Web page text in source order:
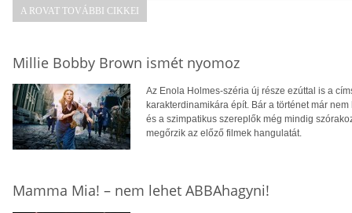
A ROVAT TOVÁBBI CIKKEI
Millie Bobby Brown ismét nyomoz
Az Enola Holmes-széria új része ezúttal is a
karakterdinamikára épít. Bár a történet már
és a szimpatikus szereplők még mindig
megőrzik az előző filmek hangulatát.
Mamma Mia! – nem lehet ABBAhagyni!